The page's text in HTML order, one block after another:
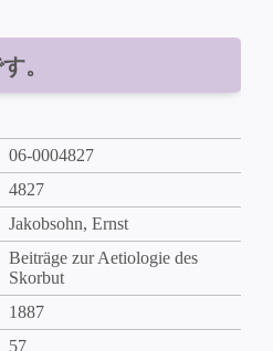
。
06-0004827
4827
Jakobsohn, Ernst
Beiträge zur Aetiologie des
Skorbut
1887
57